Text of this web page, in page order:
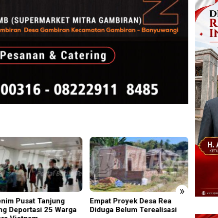
»
Proyek Desa Rea
Belum Terealisasi
Kapolsek Dentim Hadiri
Pelepasan Purna Tugas